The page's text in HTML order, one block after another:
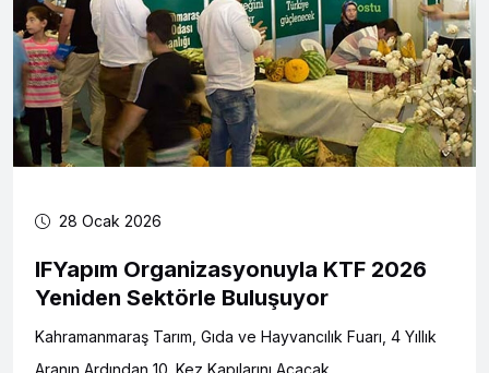
28 Ocak 2026
IFYapım Organizasyonuyla KTF 2026
Yeniden Sektörle Buluşuyor
Kahramanmaraş Tarım, Gıda ve Hayvancılık Fuarı, 4 Yıllık
Aranın Ardından 10. Kez Kapılarını Açacak